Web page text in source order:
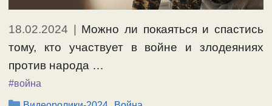
18.02.2024
Можно ли покаяться и спастись
тому, кто участвует в войне и злодеяниях
против народа …
#война